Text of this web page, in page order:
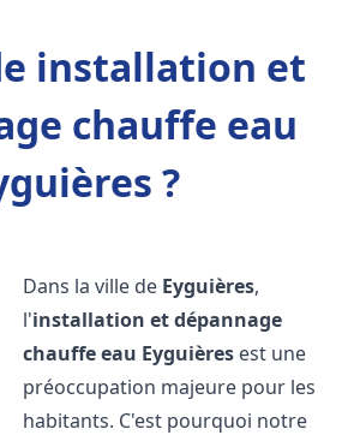
installation et
chauffe eau
?
Dans la ville de Eyguières,
l'installation et dépannage
chauffe eau Eyguières est une
préoccupation majeure pour les
habitants. C'est pourquoi notre